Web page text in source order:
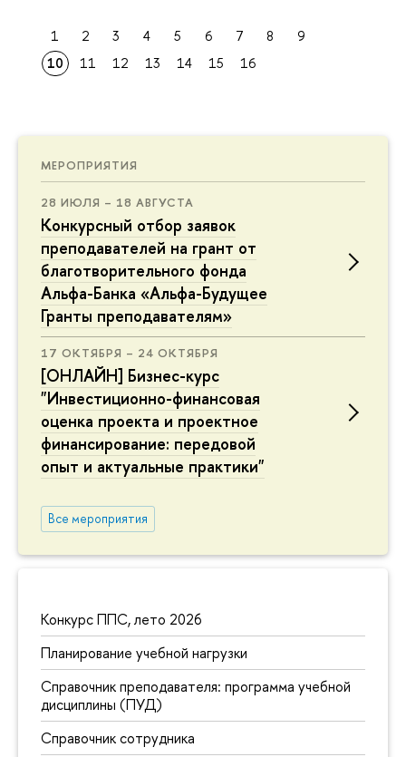
МЕРОПРИЯТИЯ
28 ИЮЛЯ – 18 АВГУСТА
Конкурсный отбор заявок
преподавателей на грант от
благотворительного фонда
Альфа-Банка «Альфа-Будущее
Гранты преподавателям»
17 ОКТЯБРЯ – 24 ОКТЯБРЯ
[ОНЛАЙН] Бизнес-курс
"Инвестиционно-финансовая
оценка проекта и проектное
финансирование: передовой
опыт и актуальные практики"
Все мероприятия
Конкурс ППС, лето 2026
Планирование учебной нагрузки
Справочник преподавателя: программа учебной
дисциплины (ПУД)
Справочник сотрудника
1 2 3 4 5 6 7 8
9
10
11 12 13 14 15 16